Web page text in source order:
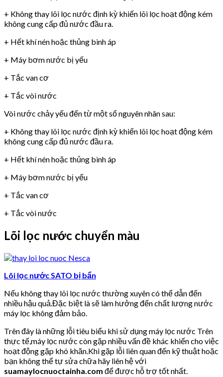
+ Không thay lõi lọc nước định kỳ khiến lõi lọc hoạt động kém
không cung cấp đủ nước đầu ra.
+ Hết khí nén hoặc thủng bình áp
+ Máy bơm nước bị yếu
+ Tắc van cơ
+ Tắc vòi nước
Vòi nước chảy yếu đến từ một số nguyên nhân sau:
+ Không thay lõi lọc nước định kỳ khiến lõi lọc hoạt động kém
không cung cấp đủ nước đầu ra.
+ Hết khí nén hoặc thủng bình áp
+ Máy bơm nước bị yếu
+ Tắc van cơ
+ Tắc vòi nước
Lõi lọc nước chuyển màu
Lõi lọc nước SATO bị bẩn
Nếu không thay lõi lọc nước thường xuyên có thể dẫn đến
nhiều hậu quả.Đặc biệt là sẽ làm hưởng đến chất lượng nước
máy lọc không đảm bảo.
Trên đây là những lỗi tiêu biểu khi sử dụng máy lọc nước Trên
thực tế,máy lọc nước còn gặp nhiều vấn đề khác khiến cho việc
hoạt động gặp khó khăn.Khi gặp lỗi liên quan đến kỹ thuật hoặc
bạn không thể tự sửa chữa hãy liên hệ với
suamaylocnuoctainha.com để được hỗ trợ tốt nhất.